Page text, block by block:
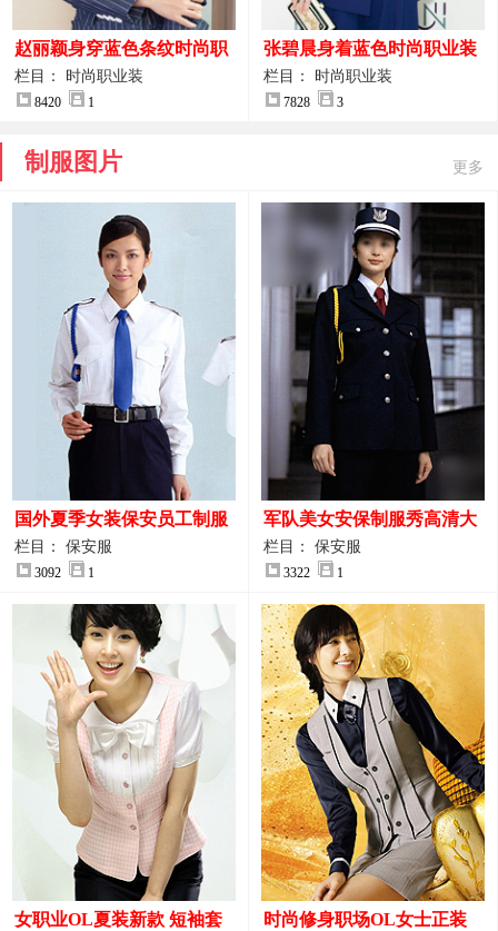
赵丽颖身穿蓝色条纹时尚职
业装图片
栏目： 时尚职业装
8420 1
张碧晨身着蓝色时尚职业装
服装图片
栏目： 时尚职业装
7828 3
制服图片 更多
国外夏季女装保安员工制服
装大图
栏目： 保安服
3092 1
军队美女安保制服秀高清大
图
栏目： 保安服
3322 1
女职业OL夏装新款 短袖套
时尚修身职场OL女士正装